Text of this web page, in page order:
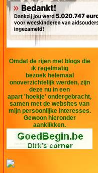
Omdat de rijen met blogs die
ik regelmatig
bezoek helemaal
onoverzichtelijk werden, zijn
deze nu in een
apart 'hoekje' ondergebracht,
samen met de websites van
mijn persoonlijke interesses.
Gewoon hieronder
aanklikken.